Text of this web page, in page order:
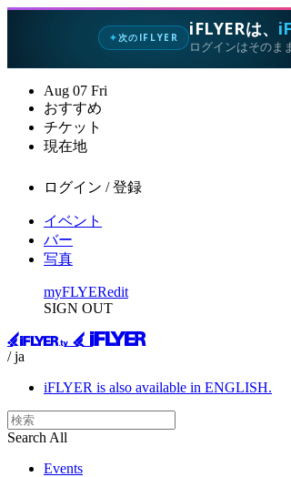
✦次のIFLYER iFLYERは、
ログインはそのま
Aug 07 Fri
おすすめ
チケット
現在地
ログイン / 登録
イベント
バー
写真
myFLYERedit
SIGN OUT
/ ja
iFLYER is also available in ENGLISH.
Search All
Events